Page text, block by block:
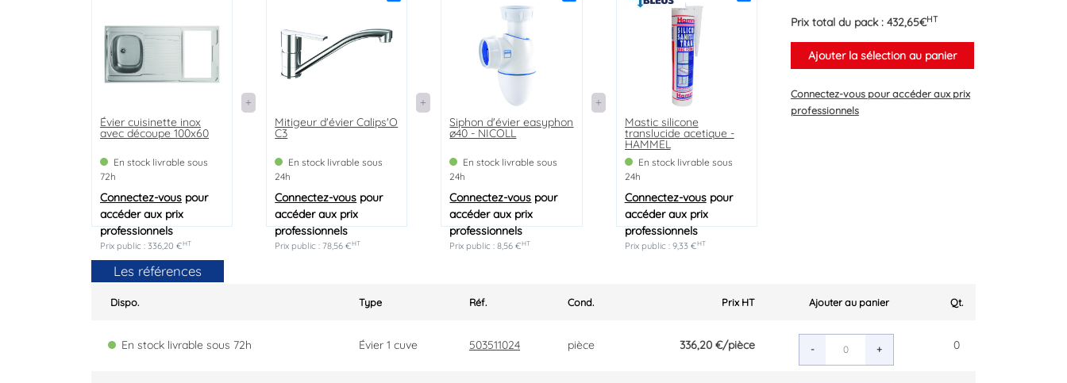
Évier cuisinette inox
avec découpe 100x60
En stock livrable sous
72h
Connectez-vous pour
accéder aux prix
professionnels
Prix public : 336,20 €HT
Mitigeur d'évier Calips'O
C3
En stock livrable sous
24h
Connectez-vous pour
accéder aux prix
professionnels
Prix public : 78,56 €HT
Siphon d'évier easyphon
ø40 - NICOLL
En stock livrable sous
24h
Connectez-vous pour
accéder aux prix
professionnels
Prix public : 8,56 €HT
Mastic silicone
translucide acetique -
HAMMEL
En stock livrable sous
24h
Connectez-vouspour
accéder aux prix
professionnels
Prix public : 9,33 €HT
Prix total du pack : 432,65€HT
Ajouter la sélection au panier
Connectez-vouspour accéder aux prix
professionnels
Les références
Dispo. Type Réf. Cond. Prix HT Ajouter au panier Qt.
En stock livrable sous 72h Évier 1 cuve 503511024 pièce 336,20 €/pièce - + 0